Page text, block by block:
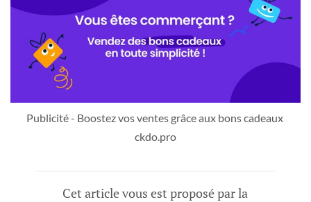
Publicité - Boostez vos ventes grâce aux bons cadeaux
ckdo.pro
Cet article vous est proposé par la